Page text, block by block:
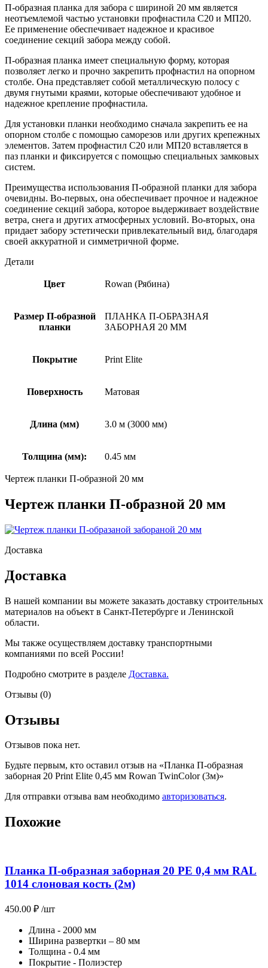
TwinColor
(3м)
П-образная планка для забора с шириной 20 мм является
неотъемлемой частью установки профнастила С20 и МП20.
Ее применение обеспечивает надежное и красивое
соединение секций забора между собой.
П-образная планка имеет специальную форму, которая
позволяет легко и прочно закрепить профнастил на опорном
столбе. Она представляет собой металлическую полосу с
двумя гнутыми краями, которые обеспечивают удобное и
надежное крепление профнастила.
Для установки планки необходимо сначала закрепить ее на
опорном столбе с помощью саморезов или других крепежных
элементов. Затем профнастил С20 или МП20 вставляется в
паз планки и фиксируется с помощью специальных замковых
систем.
Преимущества использования П-образной планки для забора
очевидны. Во-первых, она обеспечивает прочное и надежное
соединение секций забора, которое выдерживает воздействие
ветра, снега и других атмосферных условий. Во-вторых, она
придает забору эстетически привлекательный вид, благодаря
своей аккуратной и симметричной форме.
Детали
Цвет Rowan (Рябина)
Размер П-образной
планки
ПЛАНКА П-ОБРАЗНАЯ
ЗАБОРНАЯ 20 ММ
Покрытие Print Elite
Поверхность Матовая
Длина (мм) 3.0 м (3000 мм)
Толщина (мм): 0.45 мм
Чертеж планки П-образной 20 мм
Чертеж планки П-образной 20 мм
Доставка
Доставка
В нашей компании вы можете заказать доставку строительных
материалов на объект в Санкт-Петербурге и Ленинской
области.
Мы также осуществляем доставку транспортными
компаниями по всей России!
Подробно смотрите в разделе Доставка.
Отзывы (0)
Отзывы
Отзывов пока нет.
Будьте первым, кто оставил отзыв на «Планка П-образная
заборная 20 Print Elite 0,45 мм Rowan TwinColor (3м)»
Для отправки отзыва вам необходимо авторизоваться.
Похожие
Планка П-образная заборная 20 PE 0,4 мм RAL
1014 слоновая кость (2м)
450.00 ₽ /шт
Длина - 2000 мм
Ширина развертки – 80 мм
Толщина - 0.4 мм
Покрытие - Полиэстер